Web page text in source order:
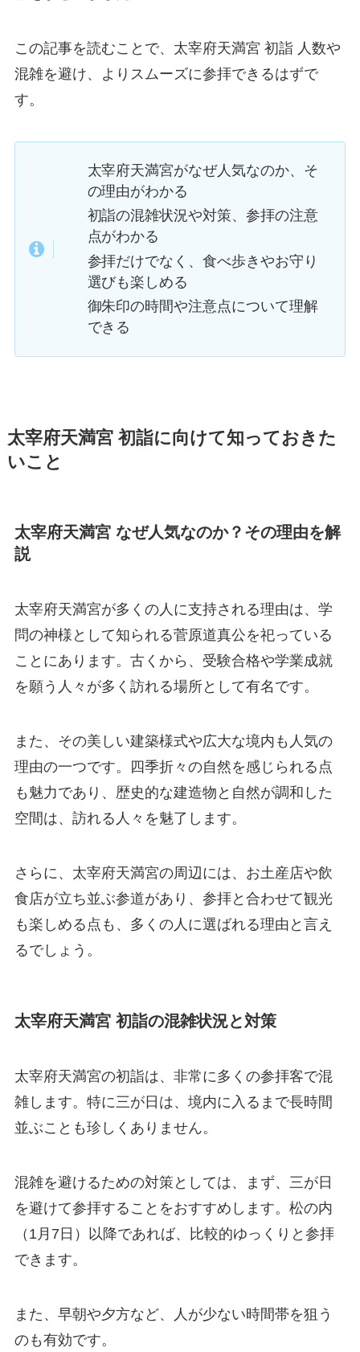
この記事を読むことで、太宰府天満宮 初詣 人数や
混雑を避け、よりスムーズに参拝できるはずで
す。
太宰府天満宮がなぜ人気なのか、そ
の理由がわかる
初詣の混雑状況や対策、参拝の注意
点がわかる
参拝だけでなく、食べ歩きやお守り
選びも楽しめる
御朱印の時間や注意点について理解
できる
太宰府天満宮 初詣に向けて知っておきた
いこと
太宰府天満宮 なぜ人気なのか？その理由を解
説
太宰府天満宮が多くの人に支持される理由は、学
問の神様として知られる菅原道真公を祀っている
ことにあります。古くから、受験合格や学業成就
を願う人々が多く訪れる場所として有名です。
また、その美しい建築様式や広大な境内も人気の
理由の一つです。四季折々の自然を感じられる点
も魅力であり、歴史的な建造物と自然が調和した
空間は、訪れる人々を魅了します。
さらに、太宰府天満宮の周辺には、お土産店や飲
食店が立ち並ぶ参道があり、参拝と合わせて観光
も楽しめる点も、多くの人に選ばれる理由と言え
るでしょう。
太宰府天満宮 初詣の混雑状況と対策
太宰府天満宮の初詣は、非常に多くの参拝客で混
雑します。特に三が日は、境内に入るまで長時間
並ぶことも珍しくありません。
混雑を避けるための対策としては、まず、三が日
を避けて参拝することをおすすめします。松の内
（1月7日）以降であれば、比較的ゆっくりと参拝
できます。
また、早朝や夕方など、人が少ない時間帯を狙う
のも有効です。